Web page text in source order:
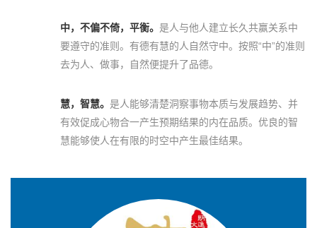
中，不偏不倚，平衡。 是人与他人建立长久共赢关系中
要遵守的准则。有德有慧的人自然守中。按照“中”的准则
去为人、做事，自然便提升了品德。
慧，智慧。 是人能够清楚洞察事物本质与发展趋势、并
有效促成心物合一产生预期结果的内在品质。优良的智
慧能够使人在有限的时空中产生最佳结果。